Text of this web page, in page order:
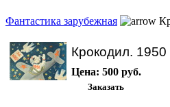
Фантастика зарубежная
Крокодил.
Цена: 500 руб.